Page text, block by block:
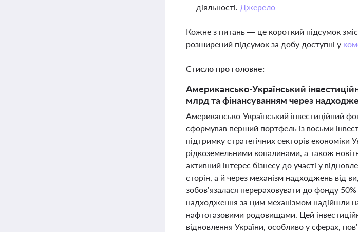
діяльності. Джерело
Кожне з питань — це короткий підсумок
розширений підсумок за добу доступні у
Стисло про головне:
Американсько-Український
млрд та фінансуванням через
Американсько-Український інвестиційний
сформував перший портфель із восьми
підтримку стратегічних секторів
рідкоземельними копалинами, а також
активний інтерес бізнесу до участі у
сторін, а й через механізм надходжень від
зобов’язалася перераховувати до фонду
надходження за цим механізмом надійшли
нафтогазовими родовищами. Цей
відновлення України, особливо у сферах,